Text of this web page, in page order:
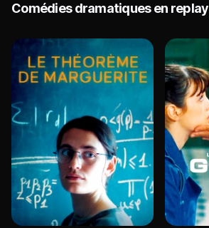
Comédies dramatiques en replay